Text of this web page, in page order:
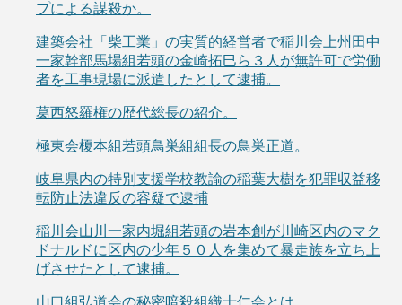
プによる謀殺か。
建築会社「柴工業」の実質的経営者で稲川会上州田中
一家幹部馬場組若頭の金崎拓巳ら３人が無許可で労働
者を工事現場に派遣したとして逮捕。
葛西怒羅権の歴代総長の紹介。
極東会榎本組若頭鳥巣組組長の鳥巣正道。
岐阜県内の特別支援学校教諭の稲葉大樹を犯罪収益移
転防止法違反の容疑で逮捕
稲川会山川一家内堀組若頭の岩本創が川崎区内のマク
ドナルドに区内の少年５０人を集めて暴走族を立ち上
げさせたとして逮捕。
山口組弘道会の秘密暗殺組織十仁会とは。